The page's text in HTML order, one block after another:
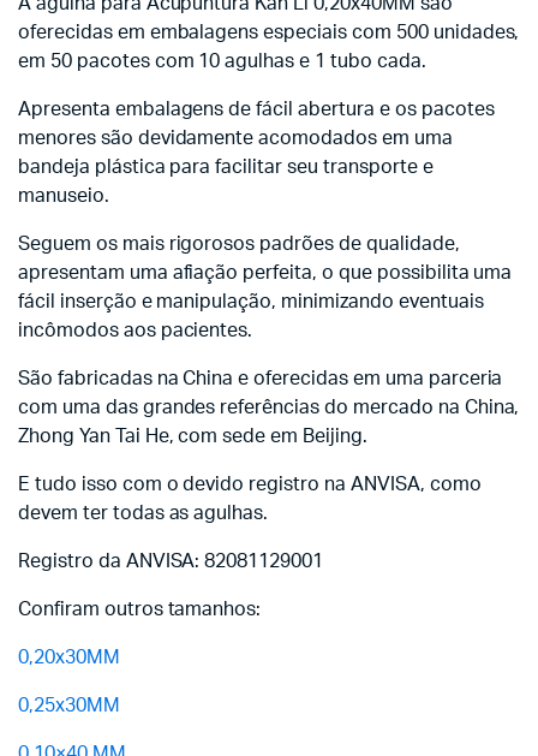
oferecidas em embalagens especiais com 500 unidades,
em 50 pacotes com 10 agulhas e 1 tubo cada.
Apresenta embalagens de fácil abertura e os pacotes
menores são devidamente acomodados em uma
bandeja plástica para facilitar seu transporte e
manuseio.
Seguem os mais rigorosos padrões de qualidade,
apresentam uma afiação perfeita, o que possibilita uma
fácil inserção e manipulação, minimizando eventuais
incômodos aos pacientes.
São fabricadas na China e oferecidas em uma parceria
com uma das grandes referências do mercado na China,
Zhong Yan Tai He, com sede em Beijing.
E tudo isso com o devido registro na ANVISA, como
devem ter todas as agulhas.
Registro da ANVISA: 82081129001
Confiram outros tamanhos:
0,20x30MM
0,25x30MM